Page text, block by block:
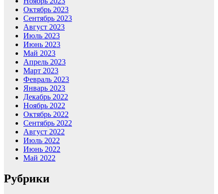
Октябрь 2023
Сентябрь 2023
Август 2023
Июль 2023
Июнь 2023
Май 2023
Апрель 2023
Март 2023
Февраль 2023
Январь 2023
Декабрь 2022
Ноябрь 2022
Октябрь 2022
Сентябрь 2022
Август 2022
Июль 2022
Июнь 2022
Май 2022
Рубрики